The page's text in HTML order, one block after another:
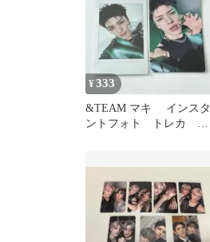
¥333
&TEAM マキ インスタ
ントフォト トレカ セ